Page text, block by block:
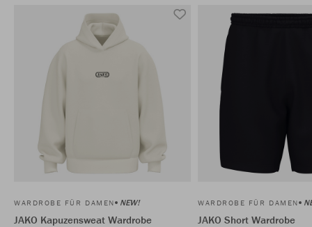
WARDROBE FÜR DAMEN NEW!
JAKO Kapuzensweat Wardrobe
WARDROBE FÜR DAMEN
JAKO Short Wardrobe